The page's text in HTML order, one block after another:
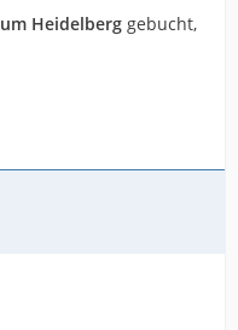
Heidelberg gebucht,